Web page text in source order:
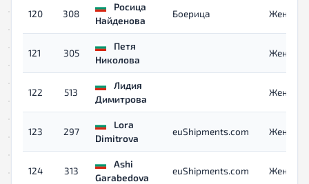
120 308
Росица
Найденова
Боерица Жени
121 305
Петя
Николова
Жени
122 513
Лидия
Димитрова
Жени
123 297
Lora
Dimitrova
euShipments.com Жени
124 313
Ashi
Garabedova
euShipments.com Жени